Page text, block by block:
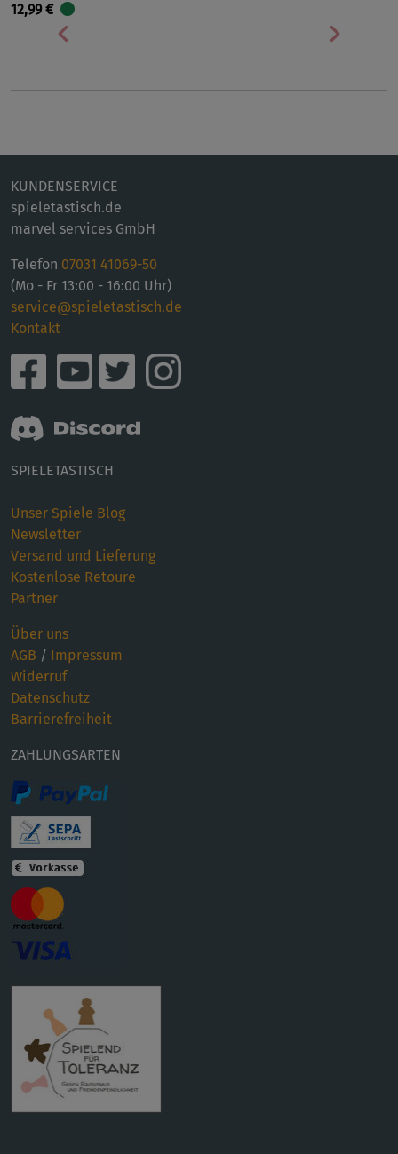
12,99 €
Vorherige
KUNDENSERVICE
spieletastisch.de
marvel services GmbH
Telefon 07031 41069-50
(Mo - Fr 13:00 - 16:00 Uhr)
service@spieletastisch.de
Kontakt
SPIELETASTISCH
Unser Spiele Blog
Newsletter
Versand und Lieferung
Kostenlose Retoure
Partner
Über uns
AGB / Impressum
Widerruf
Datenschutz
Barrierefreiheit
ZAHLUNGSARTEN